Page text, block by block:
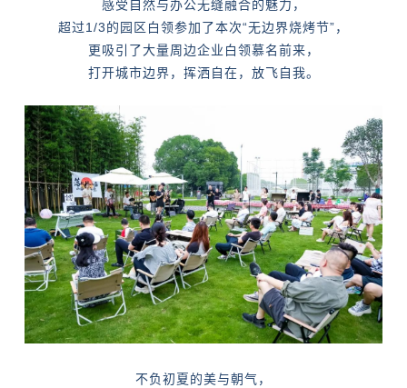
感受自然与办公无缝融合的魅力，
超过1/3的园区白领参加了本次“无边界烧烤节”，
更吸引了大量周边企业白领慕名前来，
打开城市边界，挥洒自在，放飞自我。
不负初夏的美与朝气，